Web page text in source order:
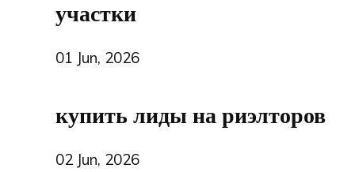
участки
01 Jun, 2026
купить лиды на риэлторов
02 Jun, 2026